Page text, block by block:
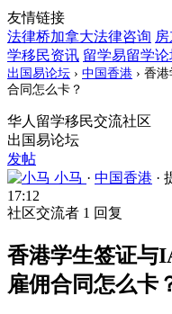
友情链接
法律桥加拿大法律咨询
学移民资讯 留学易留学论
出国易论坛 › 中国香港 › 香港
合同怎么卡？
华人留学移民交流社区
出国易论坛
发帖
小马 · 中国香港 ·
17:12
社区交流者 1 回复
香港学生签证与
雇佣合同怎么卡